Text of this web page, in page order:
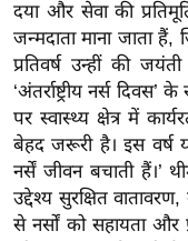
ष
ज्ञ
रा
य
ब
ज
ट
दया और सेवा की
जन्मदाता माना जाता
प्रतिवर्ष उन्हीं की
‘अंतर्राष्ट्रीय नर्स
पर स्वास्थ्य क्षेत्र में
बेहद जरूरी है। इस वर्ष
नर्सें जीवन बचाती हैं।’
उद्देश्य सुरक्षित
से नर्सों को सहायता और